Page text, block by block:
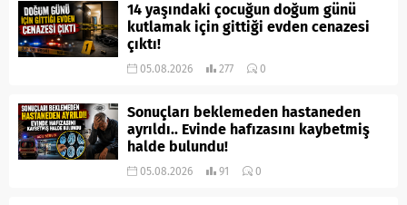
14 yaşındaki çocuğun doğum günü
kutlamak için gittiği evden cenazesi
çıktı!
05.08.2026 277 0
Sonuçları beklemeden hastaneden
ayrıldı.. Evinde hafızasını kaybetmiş
halde bulundu!
05.08.2026 91 0